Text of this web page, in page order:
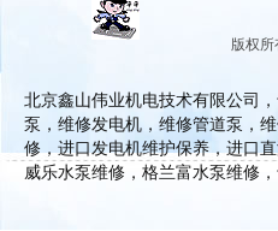
版权
北京鑫山伟业机电技术有限公司
泵，维修发电机，维修管道泵，
修，进口发电机维护保养，进口
威乐水泵维修，格兰富水泵维修